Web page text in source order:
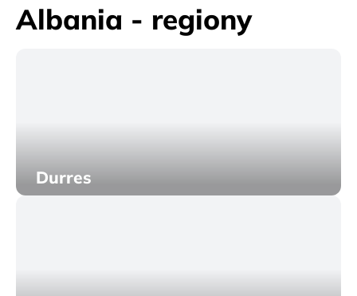
Albania - regiony
Durres